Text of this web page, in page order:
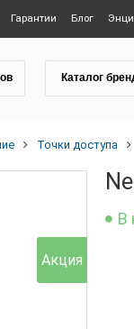
Гарантии Блог
Каталог
Точки доступа
Акция
В